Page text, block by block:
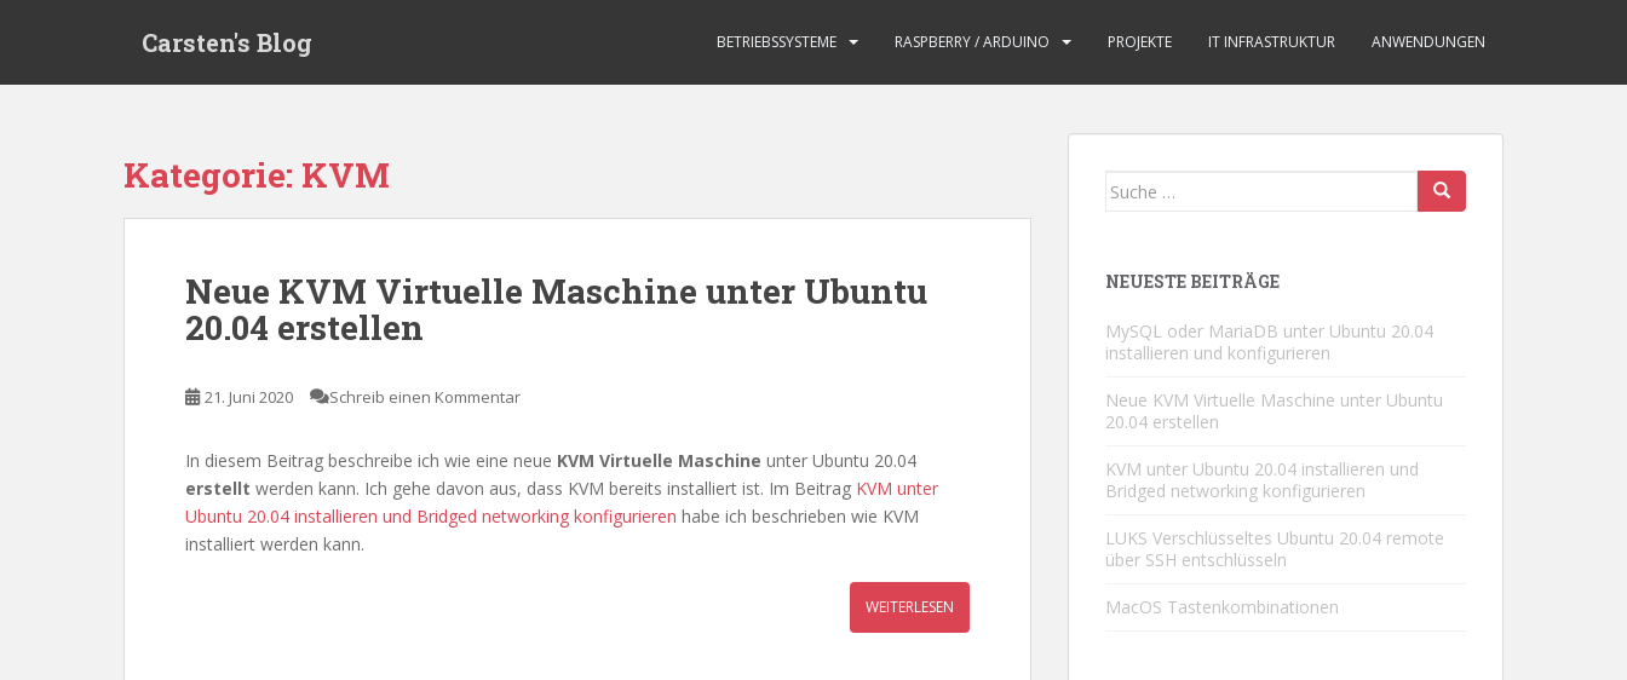
Carsten's Blog BETRIEBSSYSTEME RASPBERRY / ARDUINO PROJEKTE IT INFRASTRUKTUR ANWENDUNGEN
Kategorie: KVM
Neue KVM Virtuelle Maschine unter Ubuntu
20.04 erstellen
21. Juni 2020 Schreib einen Kommentar
In diesem Beitrag beschreibe ich wie eine neue KVM Virtuelle Maschine unter Ubuntu 20.04
erstellt werden kann. Ich gehe davon aus, dass KVM bereits installiert ist. Im Beitrag KVM unter
Ubuntu 20.04 installieren und Bridged networking konfigurieren habe ich beschrieben wie KVM
installiert werden kann.
WEITERLESEN
Suche
NEUESTE BEITRÄGE
MySQL oder MariaDB unter Ubuntu 20.04
installieren und konfigurieren
Neue KVM Virtuelle Maschine unter Ubuntu
20.04 erstellen
KVM unter Ubuntu 20.04 installieren und
Bridged networking konfigurieren
LUKS Verschlüsseltes Ubuntu 20.04 remote
über SSH entschlüsseln
MacOS Tastenkombinationen